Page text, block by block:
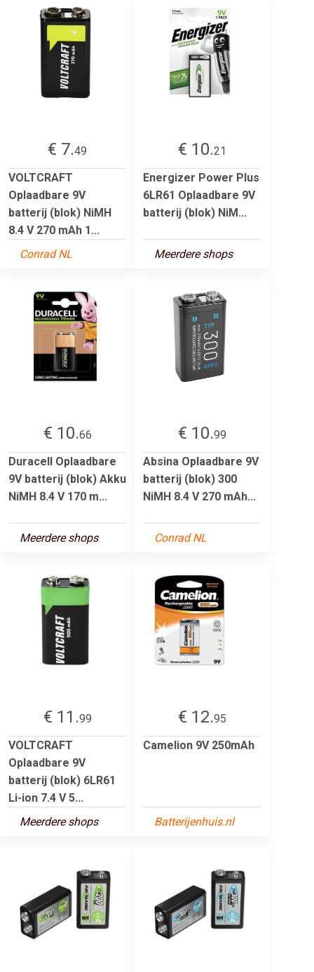
€ 7.49
VOLTCRAFT
Oplaadbare 9V
batterij (blok) NiMH
8.4 V 270 mAh 1...
Conrad NL
€ 10.21
Energizer Power Plus
6LR61 Oplaadbare 9V
batterij (blok) NiM...
Meerdere shops
€ 10.66
Duracell Oplaadbare
9V batterij (blok) Akku
NiMH 8.4 V 170 m...
Meerdere shops
€ 10.99
Absina Oplaadbare 9V
batterij (blok) 300
NiMH 8.4 V 270 mAh...
Conrad NL
€ 11.99
VOLTCRAFT
Oplaadbare 9V
batterij (blok) 6LR61
Li-ion 7.4 V 5...
Meerdere shops
€ 12.95
Camelion 9V 250mAh
Batterijenhuis.nl